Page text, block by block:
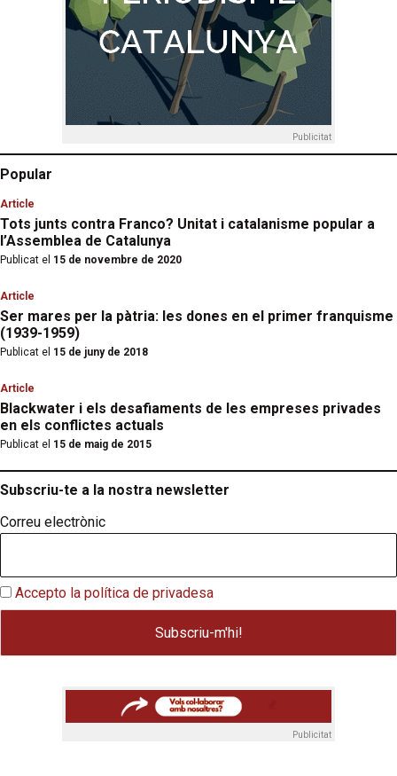
Publicitat
Popular
Article
Tots junts contra Franco? Unitat i catalanisme popular a
l’Assemblea de Catalunya
Publicat el 15 de novembre de 2020
Article
Ser mares per la pàtria: les dones en el primer franquisme
(1939-1959)
Publicat el 15 de juny de 2018
Article
Blackwater i els desafiaments de les empreses privades
en els conflictes actuals
Publicat el 15 de maig de 2015
Subscriu-te a la nostra newsletter
Correu electrònic
Accepto la política de privadesa
Publicitat